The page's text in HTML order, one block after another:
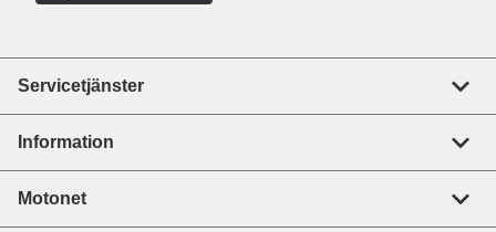
Servicetjänster
Information
Motonet